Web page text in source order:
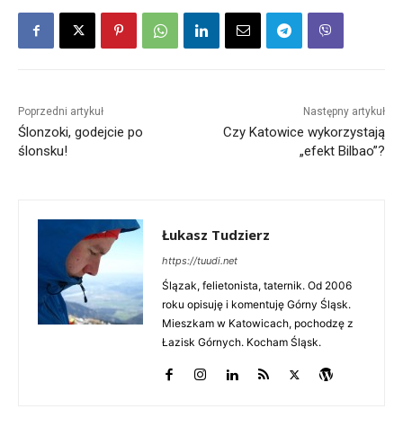
Poprzedni artykuł
Ślonzoki, godejcie po
ślonsku!
Następny artykuł
Czy Katowice wykorzystają
„efekt Bilbao”?
Łukasz Tudzierz
https://tuudi.net
Ślązak, felietonista, taternik. Od 2006
roku opisuję i komentuję Górny Śląsk.
Mieszkam w Katowicach, pochodzę z
Łazisk Górnych. Kocham Śląsk.